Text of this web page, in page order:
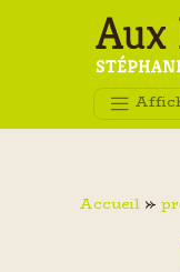
Accueil »